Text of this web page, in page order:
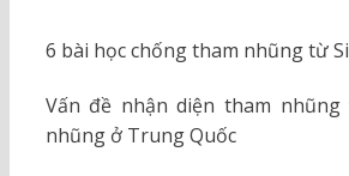
6 bài học chống tham nhũng từ
Vấn đề nhận diện tham nhũng
nhũng ở Trung Quốc